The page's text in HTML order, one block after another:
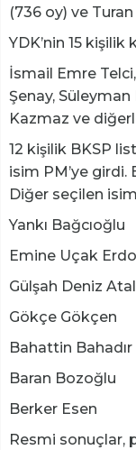
(736 oy) ve
YDK’nin 15
İsmail Emre
Şenay,
Kazmaz ve
12 kişilik BKSP
isim PM’ye girdi.
Diğer seçilen
Yankı Bağcıoğlu
Emine Uçak
Gülşah Deniz
Gökçe Gökçen
Bahattin
Baran Bozoğlu
Berker Esen
Resmi sonuçlar,